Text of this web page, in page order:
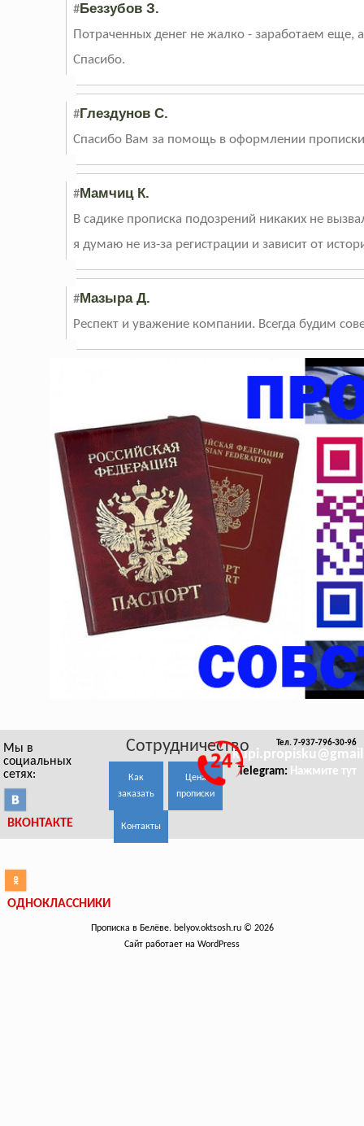
#Беззубов З.
Потраченных денег не жалко - заработаем еще,
Спасибо.
#Глездунов С.
Спасибо Вам за помощь в оформлении
#Мамчиц К.
В садике прописка подозрений никаких не
я думаю не из-за регистрации и зависит от
#Мазыра Д.
Респект и уважение компании. Всегда будим
Мы в
социальных
сетях:
ВКОНТАКТЕ
ОДНОКЛАССНИКИ
Сотрудничество
Как
заказать
Цена
прописки
Контакты
Тел. 7-937-796-30-96
Telegram: Нажмите тут
Прописка в Белёве. belyov.oktsosh.ru © 2026
Сайт работает на WordPress